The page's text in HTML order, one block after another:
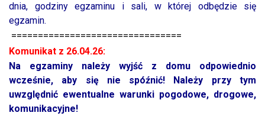
dnia, godziny egzaminu i sali, w której odbędzie się
egzamin.
================================
Komunikat z 26.04.26:
Na egzaminy należy wyjść z domu odpowiednio
wcześnie, aby się nie spóźnić! Należy przy tym
uwzględnić ewentualne warunki pogodowe, drogowe,
komunikacyjne!